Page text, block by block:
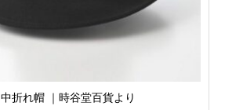
中折れ帽 ｜時谷堂百貨より